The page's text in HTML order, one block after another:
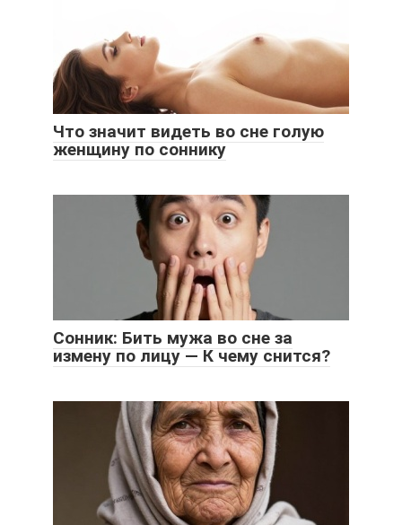
Что значит видеть во сне голую
женщину по соннику
Сонник: Бить мужа во сне за
измену по лицу — К чему снится?